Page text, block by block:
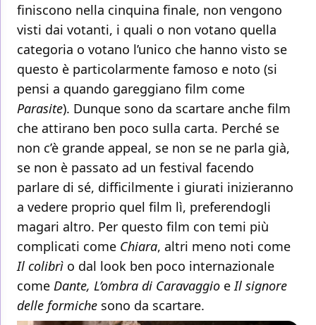
finiscono nella cinquina finale, non vengono
visti dai votanti, i quali o non votano quella
categoria o votano l’unico che hanno visto se
questo è particolarmente famoso e noto (si
pensi a quando gareggiano film come
Parasite). Dunque sono da scartare anche film
che attirano ben poco sulla carta. Perché se
non c’è grande appeal, se non se ne parla già,
se non è passato ad un festival facendo
parlare di sé, difficilmente i giurati inizieranno
a vedere proprio quel film lì, preferendogli
magari altro. Per questo film con temi più
complicati come Chiara, altri meno noti come
Il colibrì o dal look ben poco internazionale
come Dante, L’ombra di Caravaggio eIl signore
delle formiche sono da scartare.